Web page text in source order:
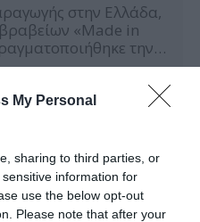
My Personal
sharing to third parties, or
information for
use the below opt-out
Please note that after your
στην Ελλάδα,
«Made in
την
και
που συνεχίζουν
στη χώρα
που
επιδόσεις στη
προϊόντων,
[…]